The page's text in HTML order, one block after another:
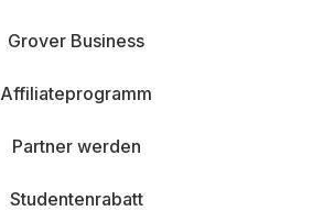
Grover Business
Affiliateprogramm
Partner werden
Studentenrabatt